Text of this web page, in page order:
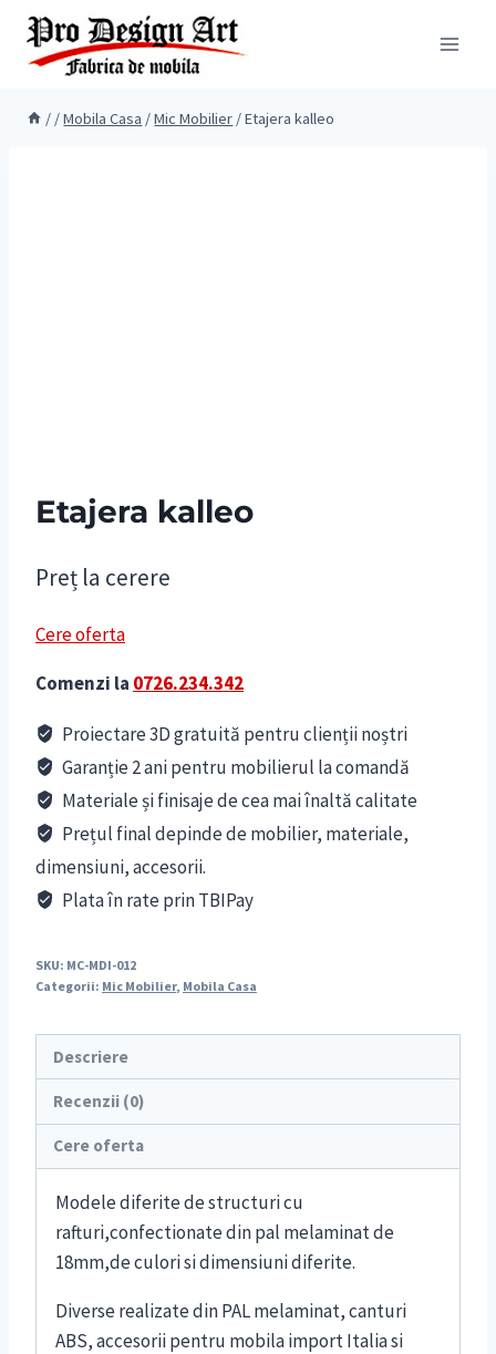
Skip
content
/ /Mobila Casa /Mic Mobilier /Etajera kalleo
Etajera kalleo
Preț la cerere
Cere oferta
Comenzi la 0726.234.342
Proiectare 3D gratuită pentru clienții noștri
Garanție 2 ani pentru mobilierul la comandă
Materiale și finisaje de cea mai înaltă calitate
Prețul final depinde de mobilier, materiale,
dimensiuni, accesorii.
Plata în rate prin TBIPay
SKU: MC-MDI-012
Categorii: Mic Mobilier, Mobila Casa
Descriere
Recenzii (0)
Cere oferta
Modele diferite de structuri cu
rafturi,confectionate din pal melaminat de
18mm,de culori si dimensiuni diferite.
Diverse realizate din PAL melaminat, canturi
ABS, accesorii pentru mobila import Italia si